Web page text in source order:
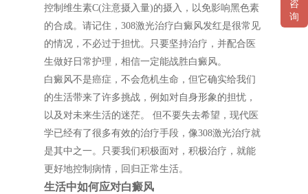
控制维生素C(注意摄入量)的摄入，以免影响黑色素
的合成。请记住，308激光治疗白癜风发红是很常见
的情况，不必过于担忧。只要坚持治疗，并配合医
生做好日常护理，相信一定能战胜白癜风。
白癜风不是癌症，不会危机生命，但它确实给我们
的生活带来了许多挑战，例如对自身形象的担忧，
以及对未来生活的迷茫。 但不要失去希望，现代医
学已经有了很多有效的治疗手段，像308激光治疗就
是其中之一。只要我们积极面对，积极治疗，就能
更好地控制病情，回归正常生活。
生活中如何应对白癜风
咨
询